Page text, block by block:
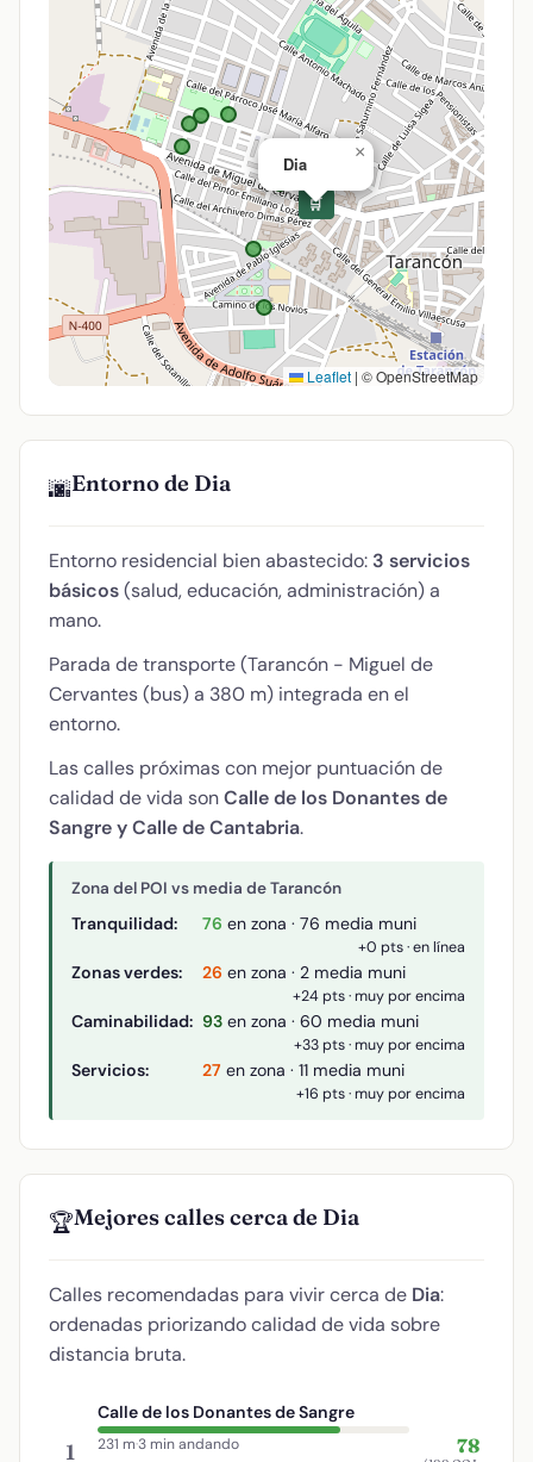
🛒
Dia
×
Leaflet | © OpenStreetMap
🌆Entorno de Dia
Entorno residencial bien abastecido: 3 servicios
básicos(salud, educación, administración) a
mano.
Parada de transporte (Tarancón - Miguel de
Cervantes (bus) a 380 m) integrada en el
entorno.
Las calles próximas con mejor puntuación de
calidad de vida sonCalle de los Donantes de
Sangre y Calle de Cantabria.
Zona del POI vs media de Tarancón
Tranquilidad: 76 en zona · 76 media muni
+0 pts · en línea
Zonas verdes: 26 en zona · 2 media muni
+24 pts · muy por encima
Caminabilidad: 93 en zona · 60 media muni
+33 pts · muy por encima
Servicios: 27 en zona · 11 media muni
+16 pts · muy por encima
🏆Mejores calles cerca de Dia
Calles recomendadas para vivir cerca de Dia:
ordenadas priorizando calidad de vida sobre
distancia bruta.
1
Calle de los Donantes de Sangre
231 m·3 min andando 78